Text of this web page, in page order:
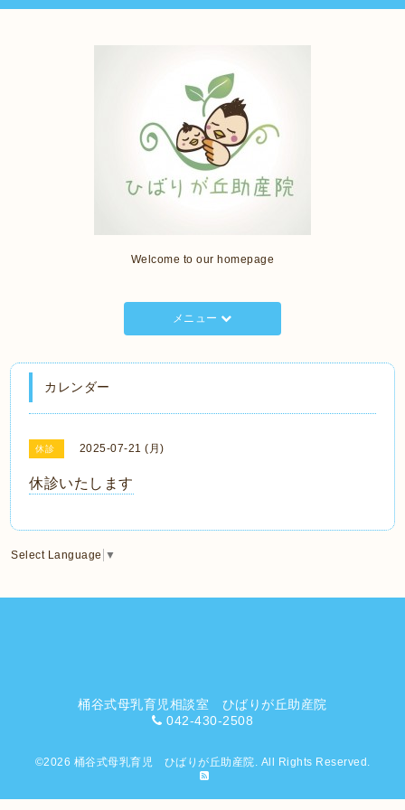
Welcome to our homepage
メニュー
カレンダー
休診 2025-07-21 (月)
休診いたします
Select Language ▼
桶谷式母乳育児相談室 ひばりが丘助産院
042-430-2508
©2026 桶谷式母乳育児 ひばりが丘助産院. All Rights Reserved.